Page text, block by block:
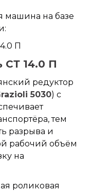
машина на базе
П
СТ 14.0 П
редуктор
5030) с
тем
разрыва и
рабочий объём
на
роликовая